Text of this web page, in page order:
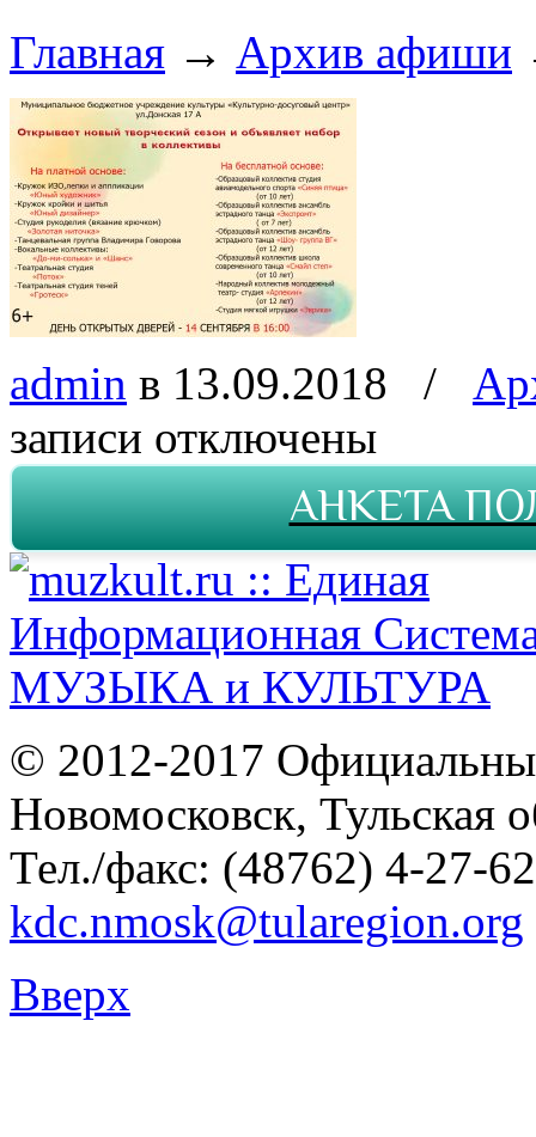
Главная → Архив афиши
admin в 13.09.2018 /
записи отключены
АНКЕТА
© 2012-2017
Новомосковск, Тульская
Тел./факс: (48762) 4-27-
kdc.nmosk@tularegion.org
Вверх